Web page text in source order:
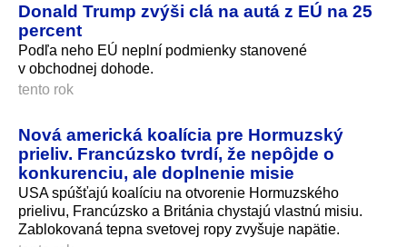
Donald Trump zvýši clá na autá z EÚ na 25
percent
Podľa neho EÚ neplní podmienky stanovené
v obchodnej dohode.
tento rok
Nová americká koalícia pre Hormuzský
prieliv. Francúzsko tvrdí, že nepôjde o
konkurenciu, ale doplnenie misie
USA spúšťajú koalíciu na otvorenie Hormuzského
prielivu, Francúzsko a Británia chystajú vlastnú misiu.
Zablokovaná tepna svetovej ropy zvyšuje napätie.